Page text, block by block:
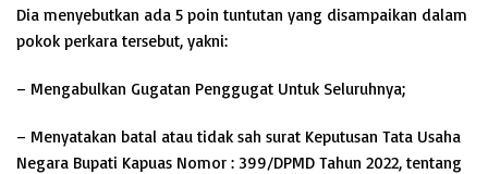
Dia menyebutkan ada 5 poin tuntutan yang disampaikan dalam
pokok perkara tersebut, yakni:
– Mengabulkan Gugatan Penggugat Untuk Seluruhnya;
– Menyatakan batal atau tidak sah surat Keputusan Tata Usaha
Negara Bupati Kapuas Nomor : 399/DPMD Tahun 2022, tentang